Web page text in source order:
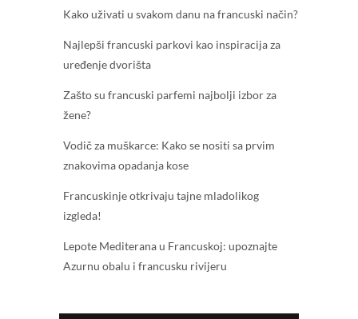
Kako uživati u svakom danu na francuski način?
Najlepši francuski parkovi kao inspiracija za
uređenje dvorišta
Zašto su francuski parfemi najbolji izbor za
žene?
Vodič za muškarce: Kako se nositi sa prvim
znakovima opadanja kose
Francuskinje otkrivaju tajne mladolikog
izgleda!
Lepote Mediterana u Francuskoj: upoznajte
Azurnu obalu i francusku rivijeru